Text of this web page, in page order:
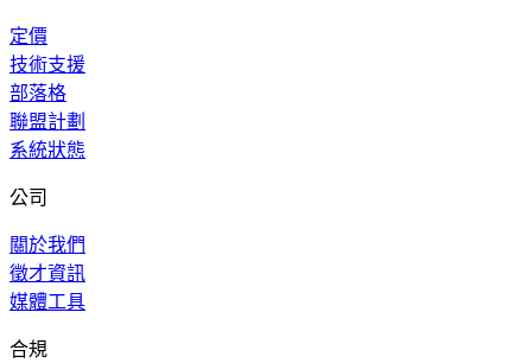
定價
技術支援
部落格
聯盟計劃
系統狀態
公司
關於我們
徵才資訊
媒體工具
合規